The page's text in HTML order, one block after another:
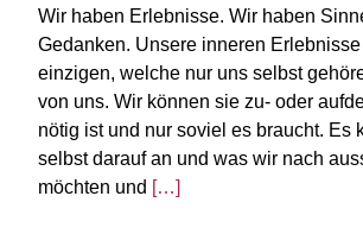
Wir haben Erlebnisse. Wir haben
Gedanken. Unsere inneren
einzigen, welche nur uns selbst
von uns. Wir können sie zu- oder
nötig ist und nur soviel es braucht. Es
selbst darauf an und was wir nach
möchten und […]